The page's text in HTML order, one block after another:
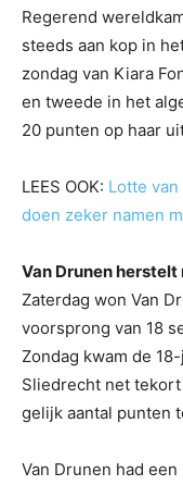
Regerend
steeds aan kop in
zondag van Kiara
en tweede in het
20 punten op haar
LEES OOK: Lotte
doen zeker namen
Van Drunen
Zaterdag won Van
voorsprong van 18
Zondag kwam de
Sliedrecht net
gelijk aantal punten
Van Drunen had